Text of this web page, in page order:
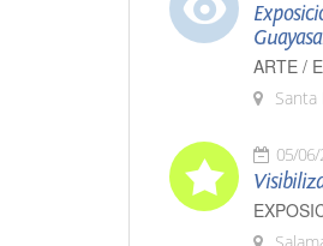
ARTE /
05/